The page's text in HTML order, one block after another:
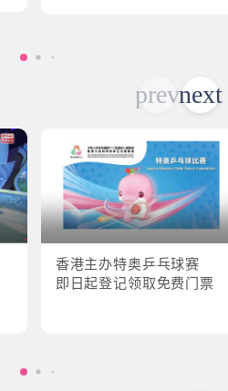
香港主办特奥乒乓球赛
即日起登记领取免费门票